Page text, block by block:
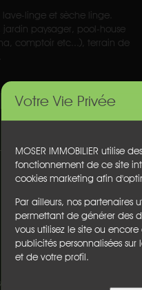
Votre Vie Privée
MOSER IMMOBILIER utilise
fonctionnement de ce site
cookies marketing afin
Par ailleurs, nos partenaires
permettant de générer des
vous utilisez le site ou
publicités personnalisées
et de votre profil.
linge et sèche linge.
jardin paysager, pool-house
comptoir etc...), terrain de
et jardin, offrant salon télévision